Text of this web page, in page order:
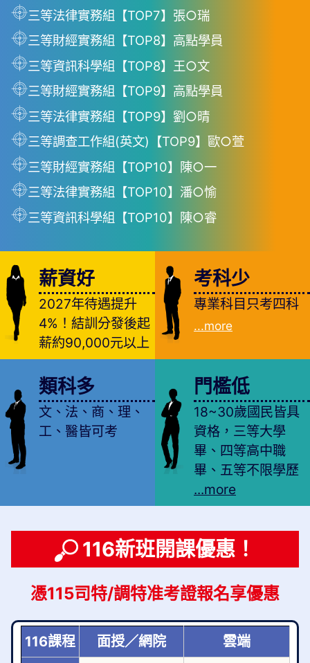
三等法律實務組【TOP7】張○瑞
三等財經實務組【TOP8】高點學員
三等資訊科學組【TOP8】王○文
三等財經實務組【TOP9】高點學員
三等法律實務組【TOP9】劉○晴
三等調查工作組(英文)【TOP9】歐○萱
三等財經實務組【TOP10】陳○一
三等法律實務組【TOP10】潘○愉
三等資訊科學組【TOP10】陳○睿
薪資好
2027年待遇提升
4%！結訓分發後起
薪約90,000元以上
考科少
專業科目只考四科
...more
類科多
文、法、商、理、
工、醫皆可考
門檻低
18~30歲國民皆具
資格，三等大學
畢、四等高中職
畢、五等不限學歷
...more
116新班開課優惠！
憑115司特/調特准考證報名享優惠
116課程 面授／網院 雲端